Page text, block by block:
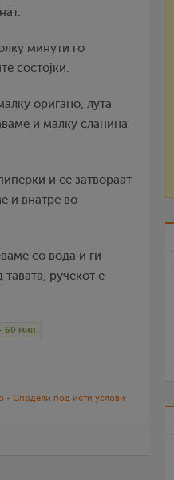
минути го
состојки.
оригано, лута
и малку сланина
и се затвораат
и внатре во
со вода и ги
ручекот е
60 мин
- Сподели под исти услови